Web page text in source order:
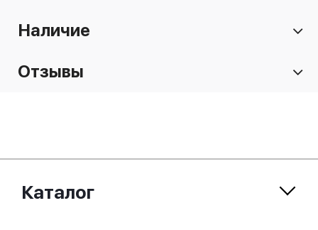
Наличие
Отзывы
Каталог